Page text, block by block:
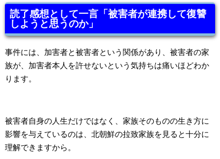
読了感想として一言「被害者が連携して復讐
しようと思うのか」
事件には、加害者と被害者という関係があり、被害者の家
族が、加害者本人を許せないという気持ちは痛いほどわか
ります。
被害者自身の人生だけではなく、家族そのものの生き方に
影響を与えているのは、北朝鮮の拉致家族を見ると十分に
理解できますから。